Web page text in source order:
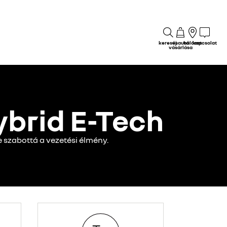
keresésúj autó
vásárlása
hálózatkapcsolat
E-Tech
szabottá a vezetési élmény.